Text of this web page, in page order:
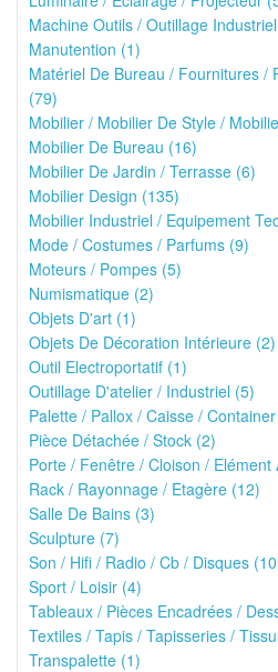
Machine Outils / Outillage
Manutention (1)
Matériel De Bureau / Fournitures /
(79)
Mobilier / Mobilier De Style /
Mobilier De Bureau (16)
Mobilier De Jardin / Terrasse (6)
Mobilier Design (135)
Mobilier Industriel / Equipement
Mode / Costumes / Parfums (9)
Moteurs / Pompes (5)
Numismatique (2)
Objets D'art (1)
Objets De Décoration Intérieure (2)
Outil Electroportatif (1)
Outillage D'atelier / Industriel (5)
Palette / Pallox / Caisse /
Pièce Détachée / Stock (2)
Porte / Fenêtre / Cloison / Elément
Rack / Rayonnage / Etagère (12)
Salle De Bains (3)
Sculpture (7)
Son / Hifi / Radio / Cb / Disques
Sport / Loisir (4)
Tableaux / Pièces Encadrées /
Textiles / Tapis / Tapisseries /
Transpalette (1)